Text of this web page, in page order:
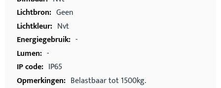
Geen
Nvt
-
-
IP65
Belastbaar tot 1500kg.